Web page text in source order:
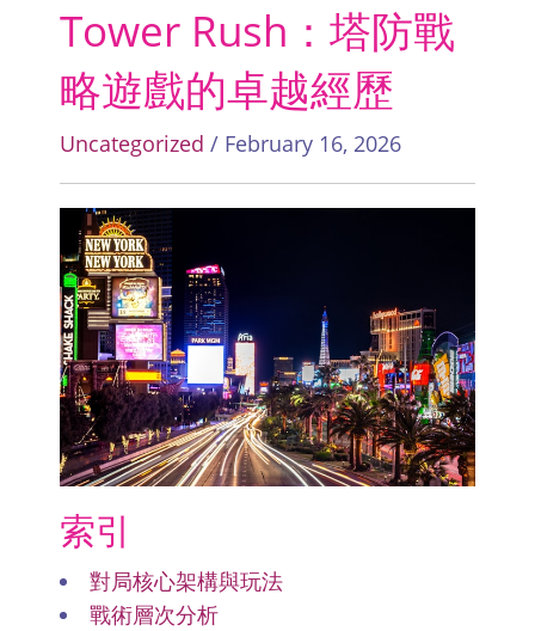
Tower Rush：塔防戰
略遊戲的卓越經歷
Uncategorized / February 16, 2026
索引
對局核心架構與玩法
戰術層次分析